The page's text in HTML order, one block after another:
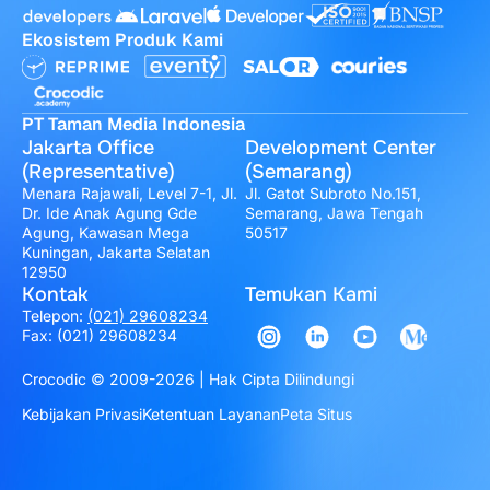
Ekosistem Produk Kami
PT Taman Media Indonesia
Jakarta Office
(Representative)
Menara Rajawali, Level 7-1, Jl.
Dr. Ide Anak Agung Gde
Agung, Kawasan Mega
Kuningan, Jakarta Selatan
12950
Development Center
(Semarang)
Jl. Gatot Subroto No.151,
Semarang, Jawa Tengah
50517
Kontak
Telepon: (021) 29608234
Fax: (021) 29608234
Temukan Kami
Crocodic © 2009-2026 | Hak Cipta Dilindungi
Kebijakan PrivasiKetentuan LayananPeta Situs